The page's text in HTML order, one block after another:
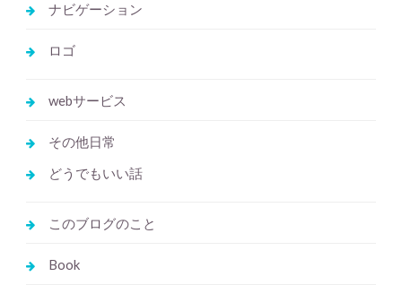
ナビゲーション
ロゴ
webサービス
その他日常
どうでもいい話
このブログのこと
Book